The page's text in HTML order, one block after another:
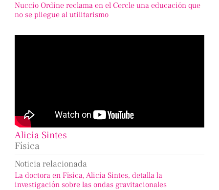
Nuccio Ordine reclama en el Cercle una educación que
no se pliegue al utilitarismo
Alicia Sintes
Física
Noticia relacionada
La doctora en Física, Alicia Sintes, detalla la
investigación sobre las ondas gravitacionales